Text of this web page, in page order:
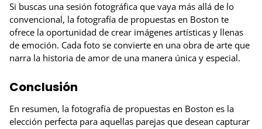
Si buscas una sesión fotográfica que vaya más allá de lo
convencional, la fotografía de propuestas en Boston te
ofrece la oportunidad de crear imágenes artísticas y llenas
de emoción. Cada foto se convierte en una obra de arte que
narra la historia de amor de una manera única y especial.
Conclusión
En resumen, la fotografía de propuestas en Boston es la
elección perfecta para aquellas parejas que desean capturar